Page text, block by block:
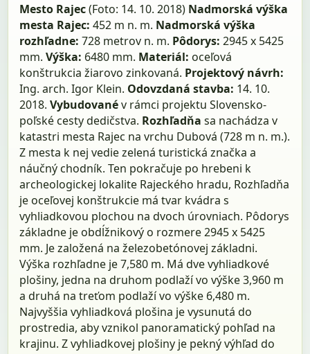
Mesto Rajec(Foto: 14. 10. 2018) Nadmorská výška
mesta Rajec: 452 m n. m. Nadmorská výška
rozhľadne:728 metrov n. m. Pôdorys: 2945 x 5425
mm.Výška: 6480 mm. Materiál: oceľová
konštrukcia žiarovo zinkovaná. Projektový návrh:
Ing. arch. Igor Klein. Odovzdaná stavba: 14. 10.
2018.Vybudovanév rámci projektu Slovensko-
poľské cesty dedičstva. Rozhľadňa sa nachádza v
katastri mesta Rajec na vrchu Dubová (728 m n. m.).
Z mesta k nej vedie zelená turistická značka a
náučný chodník. Ten pokračuje po hrebeni k
archeologickej lokalite Rajeckého hradu, Rozhľadňa
je oceľovej konštrukcie má tvar kvádra s
vyhliadkovou plochou na dvoch úrovniach. Pôdorys
základne je obdĺžnikový o rozmere 2945 x 5425
mm. Je založená na železobetónovej základni.
Výška rozhľadne je 7,580 m. Má dve vyhliadkové
plošiny, jedna na druhom podlaží vo výške 3,960 m
a druhá na treťom podlaží vo výške 6,480 m.
Najvyššia vyhliadková plošina je vysunutá do
prostredia, aby vznikol panoramatický pohľad na
krajinu. Z vyhliadkovej plošiny je pekný výhľad do